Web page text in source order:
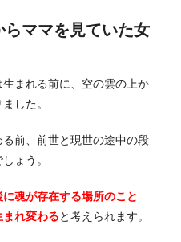
ママを見ていた女
まれる前に、空の雲の上か
した。
前、前世と現世の途中の段
ょう。
魂が存在する場所のこと
れ変わると考えられます。